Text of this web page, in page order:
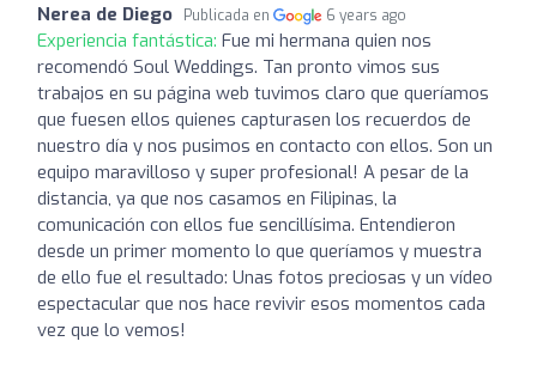
Nerea de Diego Publicada en 6 years ago
Experiencia fantástica: Fue mi hermana quien nos
recomendó Soul Weddings. Tan pronto vimos sus
trabajos en su página web tuvimos claro que queríamos
que fuesen ellos quienes capturasen los recuerdos de
nuestro día y nos pusimos en contacto con ellos. Son un
equipo maravilloso y super profesional! A pesar de la
distancia, ya que nos casamos en Filipinas, la
comunicación con ellos fue sencillísima. Entendieron
desde un primer momento lo que queríamos y muestra
de ello fue el resultado: Unas fotos preciosas y un vídeo
espectacular que nos hace revivir esos momentos cada
vez que lo vemos!